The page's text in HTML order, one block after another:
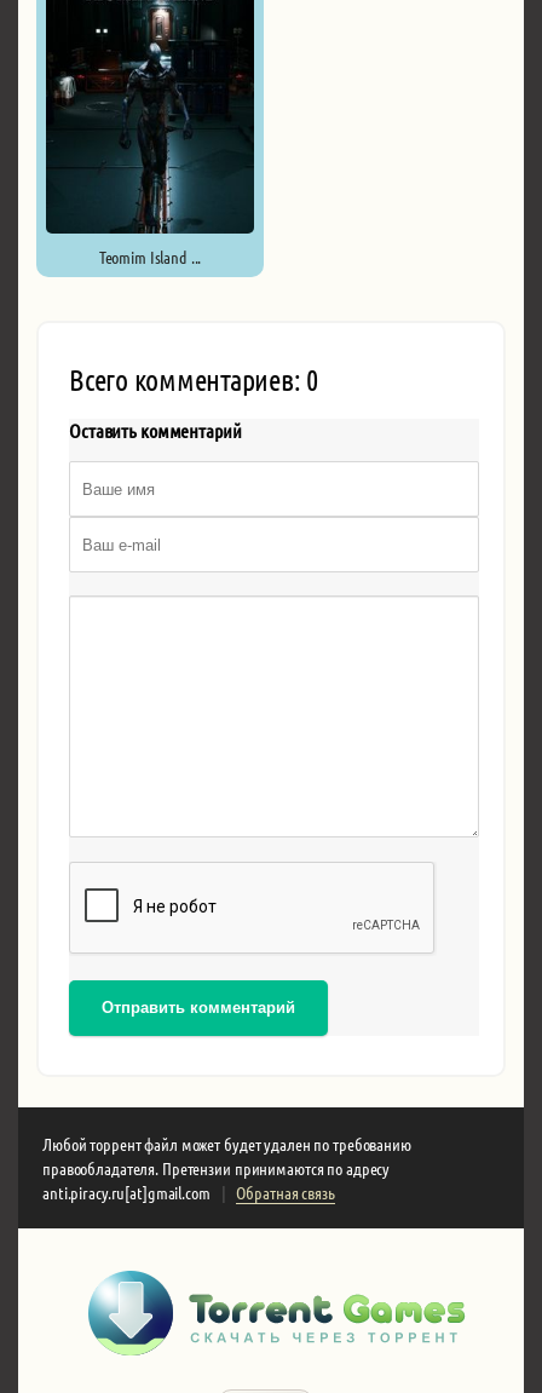
Teomim Island ...
Всего комментариев: 0
Оставить комментарий
Отправить комментарий
Любой торрент файл может будет удален по требованию
правообладателя. Претензии принимаются по адресу
anti.piracy.ru[at]gmail.com
| Обратная связь